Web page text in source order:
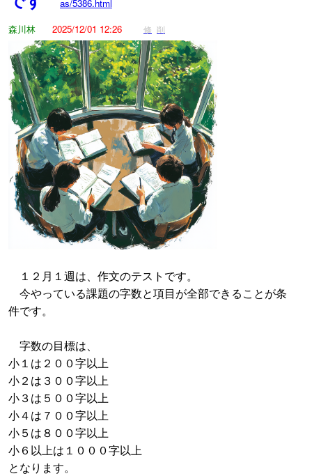
as/5386.html
森川林
2025/12/01 12:26 修 削
１２月１週は、作文のテストです。
今やっている課題の字数と項目が全部できることが条
件です。
字数の目標は、
小１は２００字以上
小２は３００字以上
小３は５００字以上
小４は７００字以上
小５は８００字以上
小６以上は１０００字以上
となります。